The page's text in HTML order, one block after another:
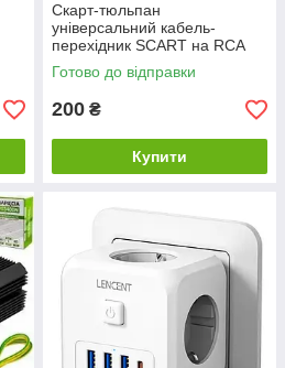
Скарт-тюльпан
універсальний кабель-
перехідник SCART на RCA
Готово до відправки
200 ₴
Купити